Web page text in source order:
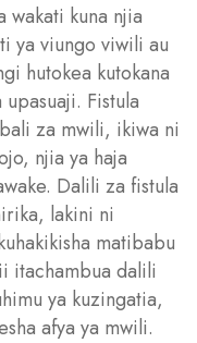
wakati kuna njia
ya viungo viwili au
hutokea kutokana
Fistula
za mwili, ikiwa ni
njia ya haja
Dalili za fistula
lakini ni
matibabu
itachambua dalili
ya kuzingatia,
afya ya mwili.